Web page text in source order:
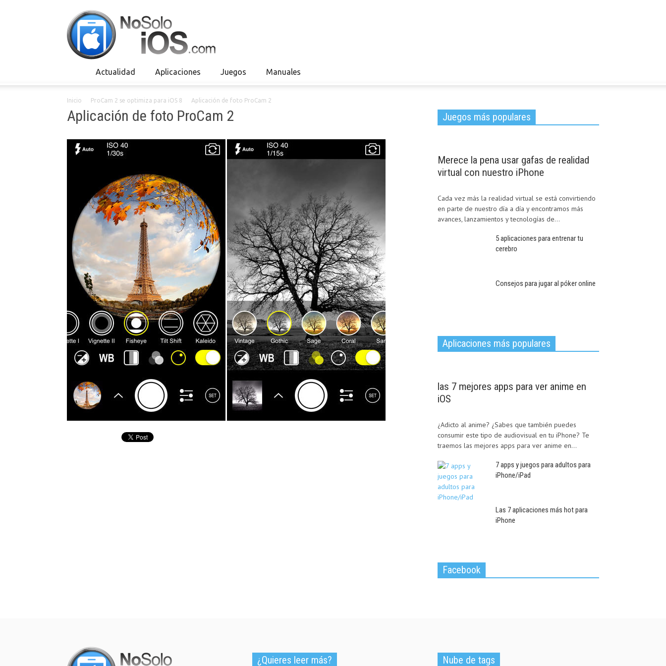
Actualidad Aplicaciones Juegos Manuales
Inicio ProCam 2 se optimiza para iOS 8 Aplicación de foto ProCam 2
Aplicación de foto ProCam 2 Juegos más populares
Merece la pena usar gafas de realidad
virtual con nuestro iPhone
Cada vez más la realidad virtual se está convirtiendo
en parte de nuestro día a día y encontramos más
avances, lanzamientos y tecnologías de...
5 aplicaciones para entrenar tu
cerebro
Consejos para jugar al póker online
Aplicaciones más populares
las 7 mejores apps para ver anime en
iOS
¿Adicto al anime? ¿Sabes que también puedes
consumir este tipo de audiovisual en tu iPhone? Te
traemos las mejores apps para ver anime en...
7 apps y juegos para adultos para
iPhone/iPad
Las 7 aplicaciones más hot para
iPhone
Facebook
¿Quieres leer más? Nube de tags